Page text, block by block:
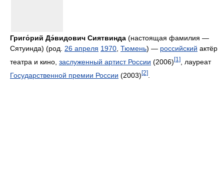
Григо́рий Дэ́видович Сиятвинда (настоящая фамилия —
Сятуинда) (род. 26 апреля 1970 Тюмень) — российский актёр
театра и кино, заслуженный артист России (2006)[1]
, лауреат
Государственной премии России (2003)[2]